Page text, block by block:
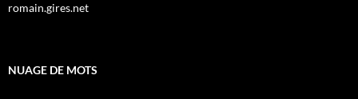
romain.gires.net
NUAGE DE MOTS